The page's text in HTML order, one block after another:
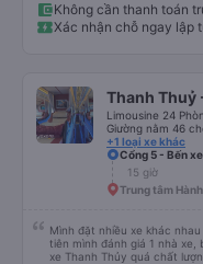
Không cần thanh toán
Xác nhận chỗ ngay lập
Thanh Thuỷ
Limousine 24
Giường nằm 46
+1 loại xe khác
Cổng 5 - Bến
15 giờ
Trung tâm
Mình đặt nhiều xe khác
tiên mình đánh giá 1 nhà xe,
xe Thanh Thủy quá chất